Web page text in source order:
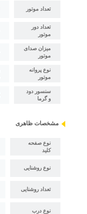
تعداد موتور
تعداد دور
موتور
میزان صدای
موتور
نوع پروانه
موتور
سنسور دود
و گرما
مشخصات ظاهری
نوع صفحه
کلید
نوع روشنایی
تعداد روشنایی
نوع درب